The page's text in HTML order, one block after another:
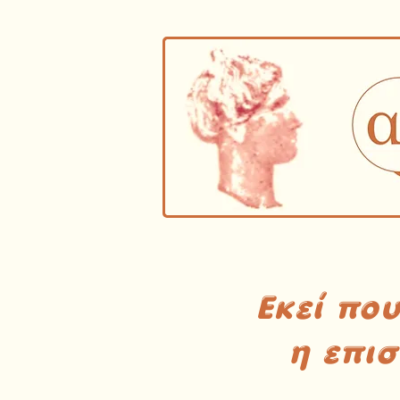
Εκεί
η